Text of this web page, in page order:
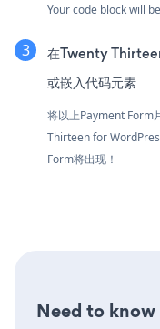
Your code block will
在Twenty
或嵌入代码元素
将以上Payment Form
Thirteen for
Form将出现！
Need to